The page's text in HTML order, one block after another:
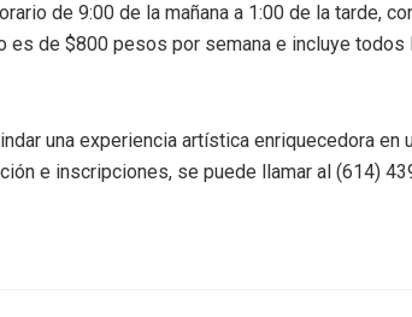
de 9:00 de la mañana a 1:00 de la tarde,
es de $800 pesos por semana e incluye
una experiencia artística enriquecedora en
e inscripciones, se puede llamar al (614)